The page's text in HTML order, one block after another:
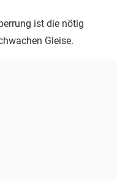
ist die nötig
Gleise.